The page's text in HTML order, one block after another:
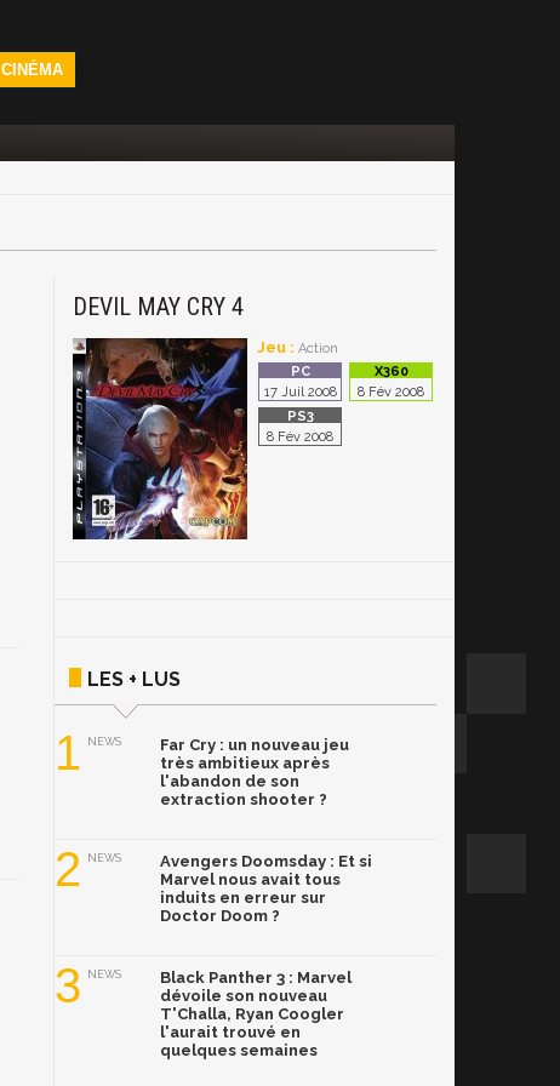
CINÉMA
DEVIL MAY CRY 4
Jeu : Action
17 Juil 2008 8 Fév 2008
8 Fév 2008
LES + LUS
1 NEWS
Far Cry : un nouveau jeu
très ambitieux après
l'abandon de son
extraction shooter ?
2 NEWS
Avengers Doomsday : Et si
Marvel nous avait tous
induits en erreur sur
Doctor Doom ?
3 NEWS
Black Panther 3 : Marvel
dévoile son nouveau
T'Challa, Ryan Coogler
l'aurait trouvé en
quelques semaines